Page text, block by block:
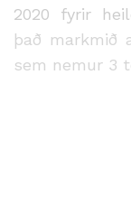
2020 fyrir
það markmið
sem nemur 3